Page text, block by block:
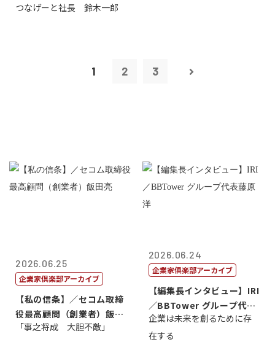
つなげーと社長 鈴木一郎
1 2 3
2026.06.25
企業家倶楽部アーカイブ
【私の信条】／セコム取締
役最高顧問（創業者）飯田
亮
「事之将成 大胆不敵」
2026.06.24
企業家倶楽部アーカイブ
【編集長インタビュー】IRI
／BBTower グループ代表
藤...
企業は未来を創るために存
在する